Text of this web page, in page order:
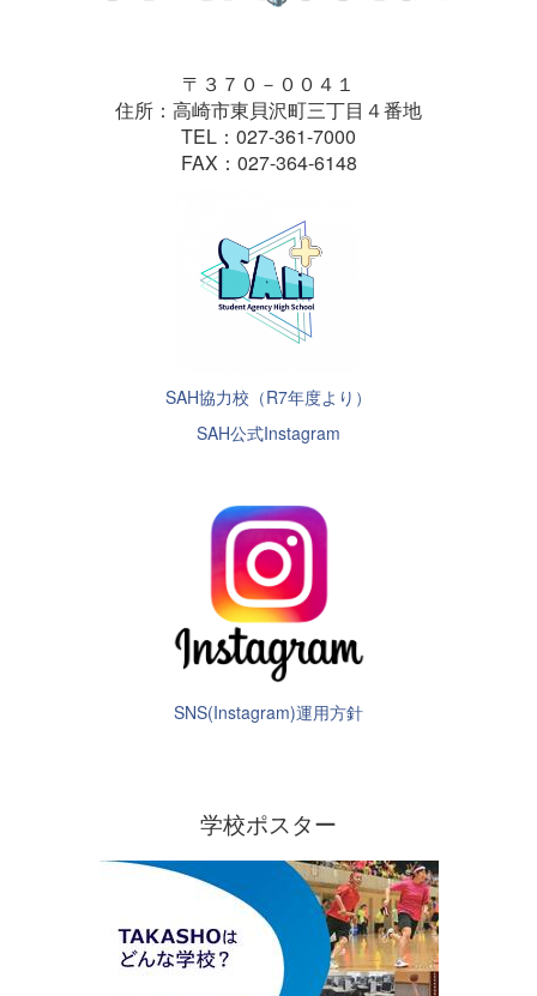
〒３７０－００４１
住所：高崎市東貝沢町三丁目４番地
TEL：027-361-7000
FAX：027-364-6148
SAH協力校（R7年度より）
SAH公式Instagram
SNS(Instagram)運用方針
学校ポスター